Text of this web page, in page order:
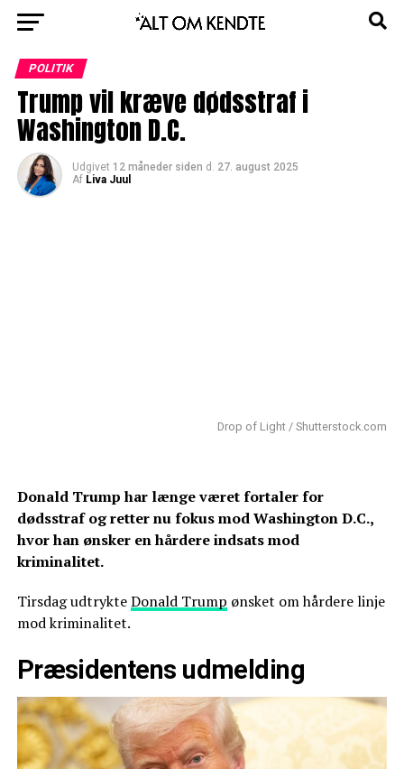
POLITIK
Trump vil kræve dødsstraf i
Washington D.C.
Udgivet 12 måneder siden d. 27. august 2025
Af Liva Juul
Drop of Light / Shutterstock.com
Donald Trump har længe været fortaler for
dødsstraf og retter nu fokus mod Washington D.C.,
hvor han ønsker en hårdere indsats mod
kriminalitet.
Tirsdag udtrykteDonald Trump ønsket om hårdere linje
mod kriminalitet.
Præsidentens udmelding